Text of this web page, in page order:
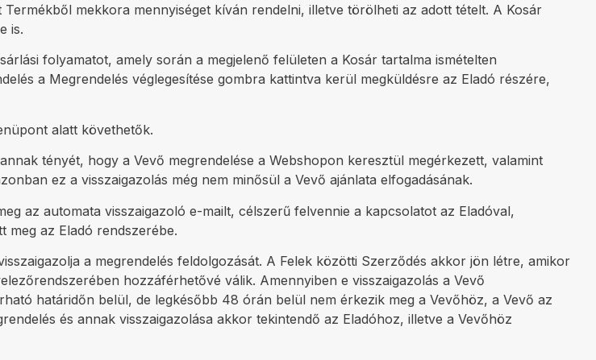
mekkora mennyiséget kíván rendelni, illetve törölheti az adott tételt. A Kosár
is.
folyamatot, amely során a megjelenő felületen a Kosár tartalma ismételten
a Megrendelés véglegesítése gombra kattintva kerül megküldésre az Eladó részére,
alatt követhetők.
tényét, hogy a Vevő megrendelése a Webshopon keresztül megérkezett, valamint
ez a visszaigazolás még nem minősül a Vevő ajánlata elfogadásának.
az automata visszaigazoló e-mailt, célszerű felvennie a kapcsolatot az Eladóval,
meg az Eladó rendszerébe.
a megrendelés feldolgozását. A Felek közötti Szerződés akkor jön létre, amikor
hozzáférhetővé válik. Amennyiben e visszaigazolás a Vevő
határidőn belül, de legkésőbb 48 órán belül nem érkezik meg a Vevőhöz, a Vevő az
és annak visszaigazolása akkor tekintendő az Eladóhoz, illetve a Vevőhöz